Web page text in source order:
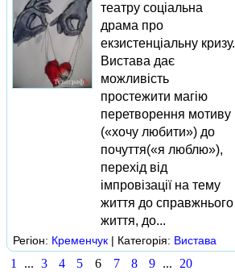
театру соціальна
драма про
екзистенціальну кризу.
Вистава дає
можливість
простежити магію
перетворення мотиву
(«хочу любити») до
почуття(«я люблю»),
перехід від
імпровізації на тему
життя до справжнього
життя, до...
Регіон: Кременчук | Категорія: Вистава
1 ... 3 4 5 6 7 8 9 ... 20